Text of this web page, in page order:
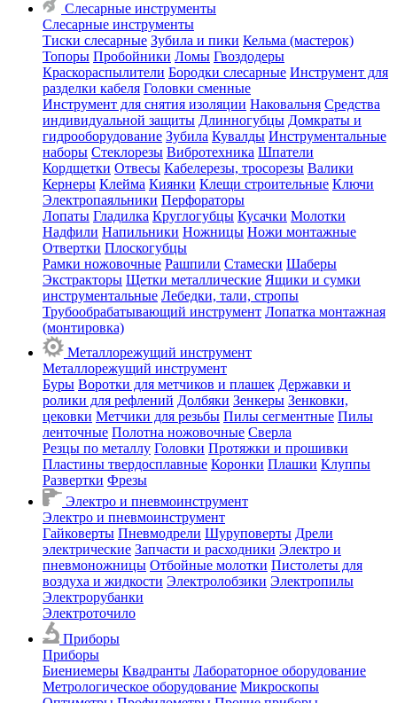
Слесарные инструменты
Слесарные инструменты
Тиски слесарные Зубила и пики Кельма (мастерок)
Топоры Пробойники Ломы Гвоздодеры
Краскораспылители Бородки слесарные Инструмент для
разделки кабеля Головки сменные
Инструмент для снятия изоляции Наковальня Средства
индивидуальной защиты Длинногубцы Домкраты и
гидрооборудование Зубила Кувалды Инструментальные
наборы Стеклорезы Вибротехника Шпатели
Кордщетки Отвесы Кабелерезы, тросорезы Валики
Кернеры Клейма Киянки Клещи строительные Ключи
Электропаяльники Перфораторы
Лопаты Гладилка Круглогубцы Кусачки Молотки
Надфили Напильники Ножницы Ножи монтажные
Отвертки Плоскогубцы
Рамки ножовочные Рашпили Стамески Шаберы
Экстракторы Щетки металлические Ящики и сумки
инструментальные Лебедки, тали, стропы
Трубообрабатывающий инструмент Лопатка монтажная
(монтировка)
Металлорежущий инструмент
Металлорежущий инструмент
Буры Воротки для метчиков и плашек Державки и
ролики для рефлений Долбяки Зенкеры Зенковки,
цековки Метчики для резьбы Пилы сегментные Пилы
ленточные Полотна ножовочные Сверла
Резцы по металлу Головки Протяжки и прошивки
Пластины твердосплавные Коронки Плашки Клуппы
Развертки Фрезы
Электро и пневмоинструмент
Электро и пневмоинструмент
Гайковерты Пневмодрели Шуруповерты Дрели
электрические Запчасти и расходники Электро и
пневмоножницы Отбойные молотки Пистолеты для
воздуха и жидкости Электролобзики Электропилы
Электрорубанки
Электроточило
Приборы
Приборы
Биениемеры Квадранты Лабораторное оборудование
Метрологическое оборудование Микроскопы